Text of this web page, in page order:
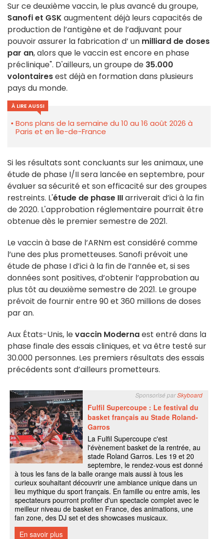
Sur ce deuxième vaccin, le plus avancé du groupe,
Sanofi et GSK augmentent déjà leurs capacités de
production de l’antigène et de l’adjuvant pour
pouvoir assurer la fabrication d’ un milliard de doses
par an, alors que le vaccin est encore en phase
préclinique". D'ailleurs, un groupe de 35.000
volontairesest déjà en formation dans plusieurs
pays du monde.
À LIRE AUSSI
Bons plans de la semaine du 10 au 16 août 2026 à
Paris et en Île-de-France
Si les résultats sont concluants sur les animaux, une
étude de phase I/II sera lancée en septembre, pour
évaluer sa sécurité et son efficacité sur des groupes
restreints. L'étude de phase IIIarriverait d’ici à la fin
de 2020. L'approbation réglementaire pourrait être
obtenue dès le premier semestre de 2021.
Le vaccin à base de l’ARNm est considéré comme
l’une des plus prometteuses. Sanofi prévoit une
étude de phase I d’ici à la fin de l’année et, si ses
données sont positives, d’obtenir l’approbation au
plus tôt au deuxième semestre de 2021. Le groupe
prévoit de fournir entre 90 et 360 millions de doses
par an.
Aux États-Unis, levaccin Modernaest entré dans la
phase finale des essais cliniques, et va être testé sur
30.000 personnes. Les premiers résultats des essais
précédents sont d’ailleurs prometteurs.